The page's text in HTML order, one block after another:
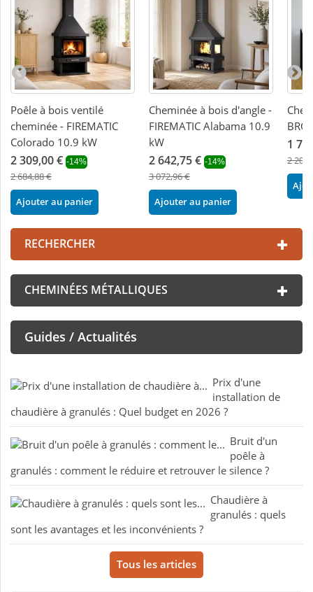
Poêle à bois ventilé
cheminée - FIREMATIC
Colorado 10.9 kW
2 309,00 € -14%
2 684,88 €
Ajouter au panier
Cheminée à bois d'angle -
FIREMATIC Alabama 10.9
kW
2 642,75 € -14%
3 072,96 €
Ajouter au panier
1
2
RECHERCHER
CHEMINÉES MÉTALLIQUES
Guides / Actualités
Prix d'une
installation de
chaudière à granulés : Quel budget en 2026 ?
Bruit d'un
poêle à
granulés : comment le réduire et retrouver le silence ?
Chaudière à
granulés : quels
sont les avantages et les inconvénients ?
Tous les articles